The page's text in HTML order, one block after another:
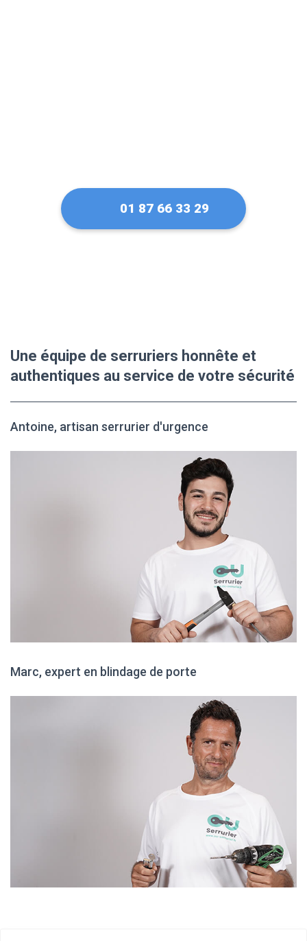
01 87 66 33 29
Une équipe de serruriers honnête et
authentiques au service de votre sécurité
Antoine, artisan serrurier d'urgence
Marc, expert en blindage de porte